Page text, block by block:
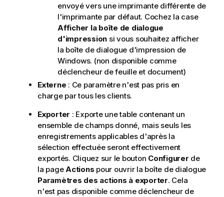
envoyé vers une imprimante différente de
l'imprimante par défaut. Cochez la case
Afficher la boîte de dialogue
d'impression si vous souhaitez afficher
la boîte de dialogue d'impression de
Windows. (non disponible comme
déclencheur de feuille et document)
Externe : Ce paramètre n'est pas pris en
charge par tous les clients.
Exporter : Exporte une table contenant un
ensemble de champs donné, mais seuls les
enregistrements applicables d'après la
sélection effectuée seront effectivement
exportés. Cliquez sur le bouton Configurer de
la page Actions pour ouvrir la boîte de dialogue
Paramètres des actions à exporter. Cela
n'est pas disponible comme déclencheur de